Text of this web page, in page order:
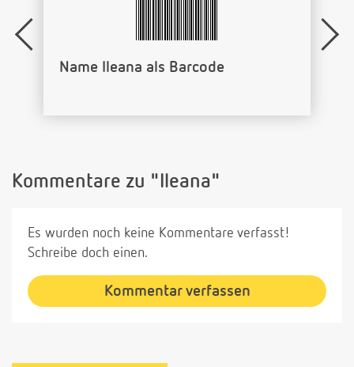
Name Ileana als Barcode
Kommentare zu "Ileana"
Es wurden noch keine Kommentare verfasst!
Schreibe doch einen.
Kommentar verfassen